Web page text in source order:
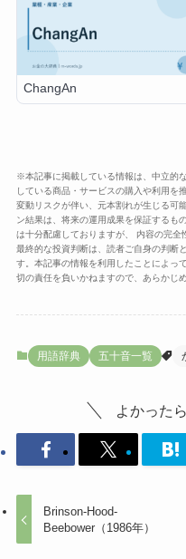
ChangAn
※本記事に掲載している情報は、中立的
している商品・サービスの購入や利用を
変動リスクが伴い、元本割れが生じる可
ン結果は、将来の運用成果を保証するも
は十分配慮しておりますが、 内容の完全
最終的な投資判断は、読者ご自身の判断
す。本記事の情報を利用したことによっ
切の責任を負いかねますので、あらかじ
用語辞典 五十音一覧
よかった
Brinson-Hood-
Beebower（1986年）